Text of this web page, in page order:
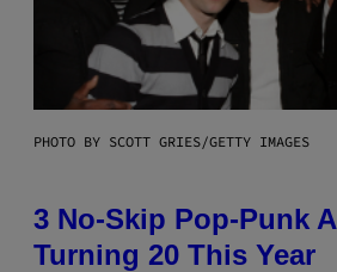
PHOTO BY SCOTT GRIES/GETTY IMAGES
3 No-Skip Pop-Punk
Turning 20 This Year